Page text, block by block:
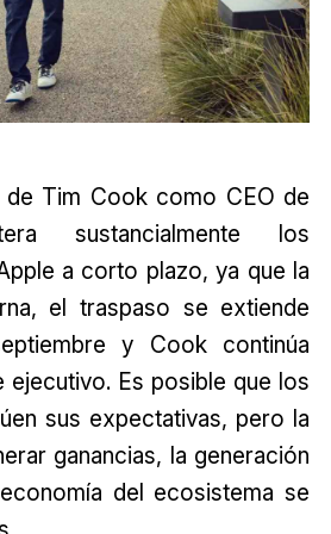
de Tim Cook como CEO de
sustancialmente los
a corto plazo, ya que la
el traspaso se extiende
y Cook continúa
ejecutivo. Es posible que los
sus expectativas, pero la
ganancias, la generación
del ecosistema se